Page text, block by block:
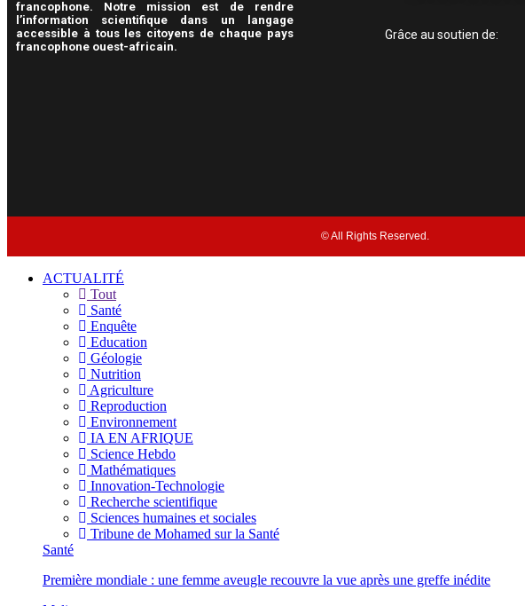
francophone. Notre mission est de rendre
l’information scientifique dans un langage
accessible à tous les citoyens de chaque pays
francophone ouest-africain.
Grâce au soutien de:
© All Rights Reserved.
ACTUALITÉ
Tout
Santé
Enquête
Education
Géologie
Nutrition
Agriculture
Reproduction
Environnement
IA EN AFRIQUE
Science Hebdo
Mathématiques
Innovation-Technologie
Recherche scientifique
Sciences humaines et sociales
Tribune de Mohamed sur la Santé
Santé
Première mondiale : une femme aveugle recouvre la vue après une greffe inédite